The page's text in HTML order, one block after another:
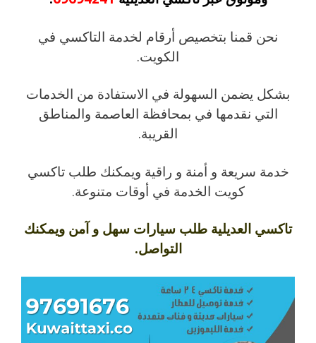
نحن قمنا بتخصيص أرقام لخدمة التاكسي في
الكويت.
بشكل يضمن السهولة في الاستفادة من الخدمات
التي نقدمها في بمحافظة العاصمة والمناطق
القريبة.
خدمة سريعة و أمنة و راقية ويمكنك طلب تاكسي
كويت الخدمة في أوقات متنوعة.
تاكسي العديلية طلب سيارات سهل و آمن ويمكنك
التواصل.